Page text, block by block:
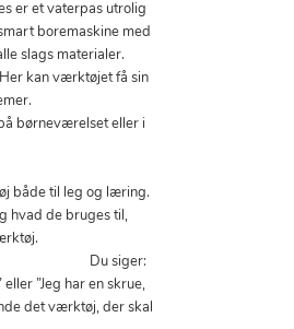
er et vaterpas utrolig
boremaskine med
slags materialer.
kan værktøjet få sin
børneværelset eller i
både til leg og læring.
hvad de bruges til,
siger:
”Jeg har en skrue,
det værktøj, der skal